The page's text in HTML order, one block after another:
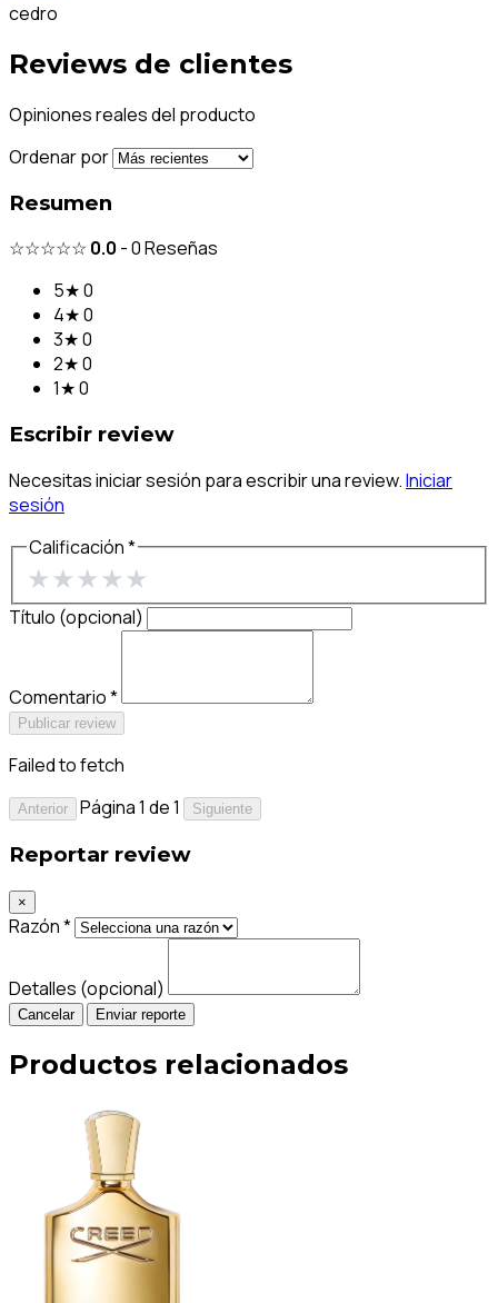
cedro
Reviews de clientes
Opiniones reales del producto
Ordenar por
Resumen
☆☆☆☆☆ 0.0 -0Reseñas
5★0
4★0
3★0
2★0
1★0
Escribir review
Necesitas iniciar sesión para escribir una review.Iniciar
sesión
Calificación *
★★★★★
Título (opcional)
Comentario *
Publicar review
Failed to fetch
Anterior Página 1 de 1 Siguiente
Reportar review
×
Razón *
Detalles (opcional)
Cancelar Enviar reporte
Productos relacionados